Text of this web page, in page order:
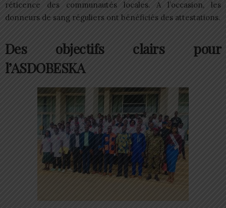
réticence des communautés locales. A l’occasion, les
donneurs de sang réguliers ont bénéficiés des attestations.
Des objectifs clairs pour
l’ASDOBESKA